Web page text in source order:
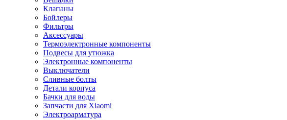
Клапаны
Бойлеры
Фильтры
Аксессуары
Термоэлектронные компоненты
Подвесы для утюжка
Электронные компоненты
Выключатели
Сливные болты
Детали корпуса
Бачки для воды
Запчасти для Xiaomi
Электроарматура